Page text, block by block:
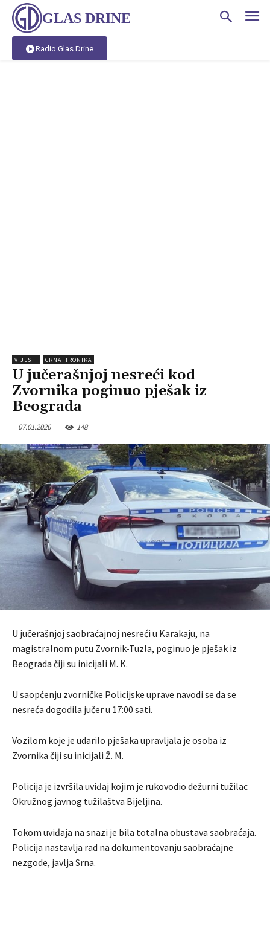
GLAS DRINE
Radio Glas Drine
VIJESTI CRNA HRONIKA
U jučerašnjoj nesreći kod
Zvornika poginuo pješak iz
Beograda
07.01.2026 148
U jučerašnjoj saobraćajnoj nesreći u Karakaju, na
magistralnom putu Zvornik-Tuzla, poginuo je pješak iz
Beograda čiji su inicijali M. K.
U saopćenju zvorničke Policijske uprave navodi se da se
nesreća dogodila jučer u 17:00 sati.
Vozilom koje je udarilo pješaka upravljala je osoba iz
Zvornika čiji su inicijali Ž. M.
Policija je izvršila uviđaj kojim je rukovodio dežurni tužilac
Okružnog javnog tužilaštva Bijeljina.
Tokom uviđaja na snazi je bila totalna obustava saobraćaja.
Policija nastavlja rad na dokumentovanju saobraćajne
nezgode, javlja Srna.